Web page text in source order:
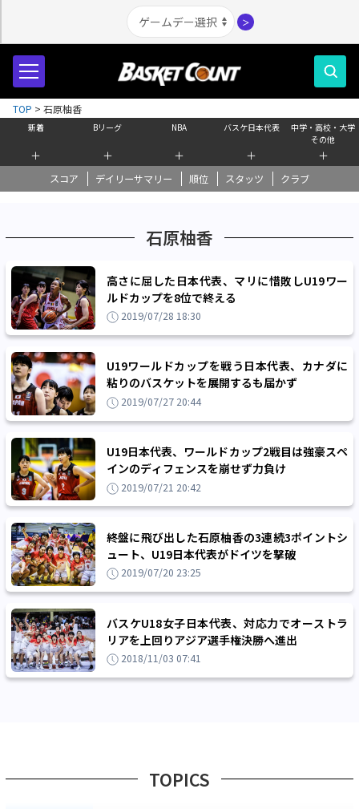
＞
新着
＋
Bリーグ
＋
NBA
＋
バスケ日本代表
＋
中学・高校・大学
その他
＋
スコア デイリーサマリー 順位 スタッツ クラブ
TOP > 石原柚香
石原柚香
高さに屈した日本代表、マリに惜敗しU19ワー
ルドカップを8位で終える
2019/07/28 18:30
U19ワールドカップを戦う日本代表、カナダに
粘りのバスケットを展開するも届かず
2019/07/27 20:44
U19日本代表、ワールドカップ2戦目は強豪スペ
インのディフェンスを崩せず力負け
2019/07/21 20:42
終盤に飛び出した石原柚香の3連続3ポイントシ
ュート、U19日本代表がドイツを撃破
2019/07/20 23:25
バスケU18女子日本代表、対応力でオーストラ
リアを上回りアジア選手権決勝へ進出
2018/11/03 07:41
TOPICS